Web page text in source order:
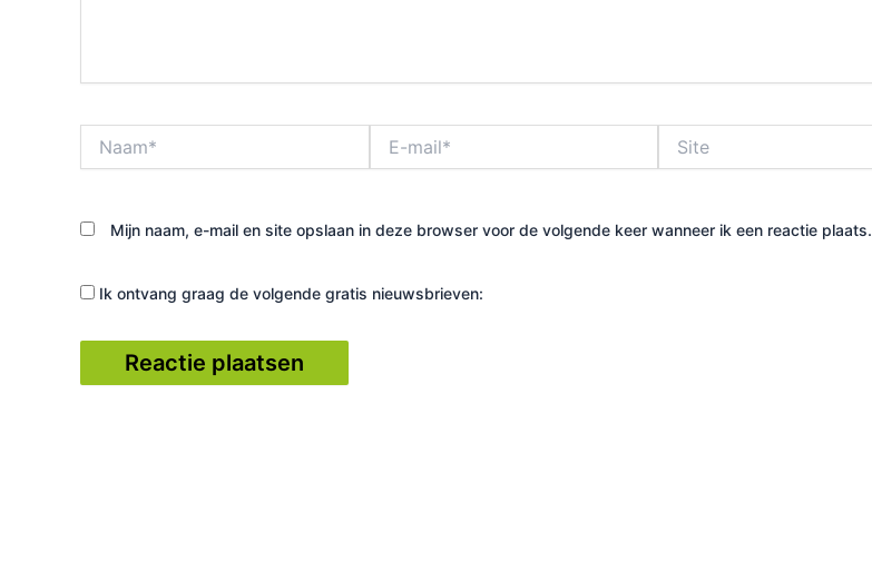
mail*
Mijn naam, e-mail en site opslaan in deze browser voor de volgende keer wanneer ik een reactie plaats.
Ik ontvang graag de volgende gratis nieuwsbrieven: